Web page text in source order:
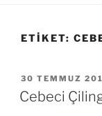
ETIKET:
YAYIM
TARIHI
30 TEMMUZ
Cebeci